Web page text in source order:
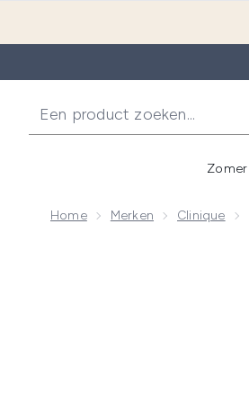
Zomer
Home Merken Clinique